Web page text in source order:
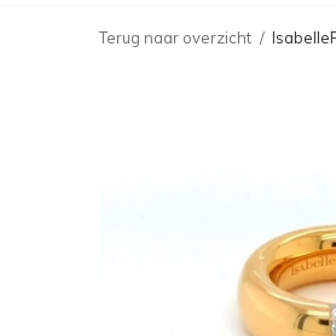
Terug naar overzicht